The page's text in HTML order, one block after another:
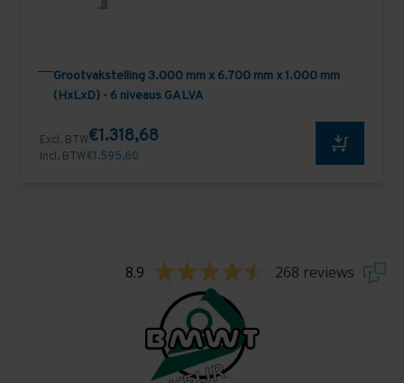
Grootvakstelling 3.000 mm x 6.700 mm x 1.000 mm
(HxLxD) - 6 niveaus GALVA
Excl. BTW€1.318,68
Incl. BTW€1.595,60
8.9 268 reviews